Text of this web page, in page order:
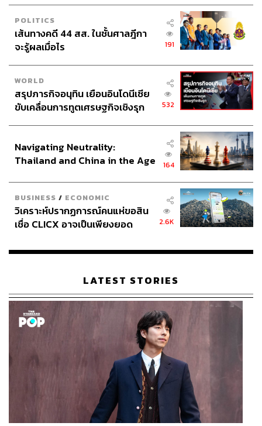
สามารถติดตาม THE STANDARD WEALTH
ผ่านแอปพลิเคชันต่างๆ ที่คุณสะดวกหรือใช้งานอยู่แล้วได้เลย
Donald Trump
US Election การลงทุน
Opinion
622
ABOUT THE AUTHOR
ฐิภา นววัฒนทรัพย์
ประธานเจ้าหน้าที่บริหาร บริษัท วายแอลจี บูล
เลี่ยน แอนด์ ฟิวเจอร์ส จำกัด (YLG)
POLITICS
เส้นทางคดี 44 สส. ในชั้นศาลฎีกา
จะรู้ผลเมื่อไร
191
WORLD
สรุปภารกิจอนุทิน เยือนอินโดนีเซีย
ขับเคลื่อนการทูตเศรษฐกิจเชิงรุก
532
Navigating Neutrality:
Thailand and China in the Age
164
BUSINESS / ECONOMIC
วิเคราะห์ปรากฏการณ์คนแห่ขอสิน
เชื่อ CLICX อาจเป็นเพียงยอด
เรือนไทยที่ถูกซุกไว้
2.6K
LATEST STORIES